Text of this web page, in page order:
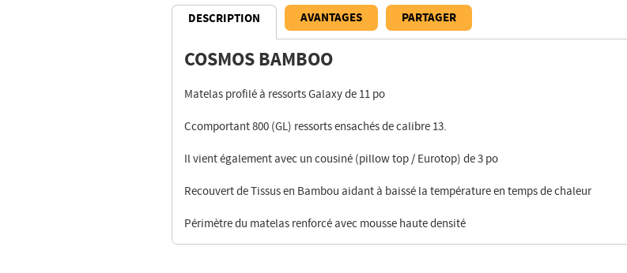
DESCRIPTION AVANTAGES PARTAGER
Description
COSMOS BAMBOO
Matelas profilé à ressorts Galaxy de 11 po
Ccomportant 800 (GL) ressorts ensachés de calibre 13.
Il vient également avec un cousiné (pillow top / Eurotop) de 3 po
Recouvert de Tissus en Bambou aidant à baissé la température en temps de chaleur
Périmètre du matelas renforcé avec mousse haute densité